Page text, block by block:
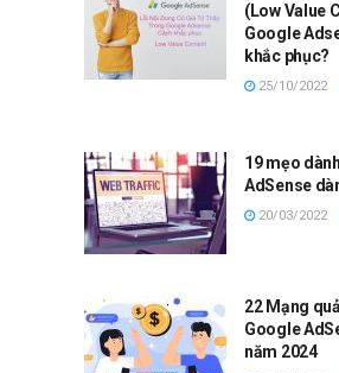
(Low Value
Google
khắc phục?
25/10/2022
19 mẹo
AdSense
20/03/2022
22 Mạng
Google
năm 2024